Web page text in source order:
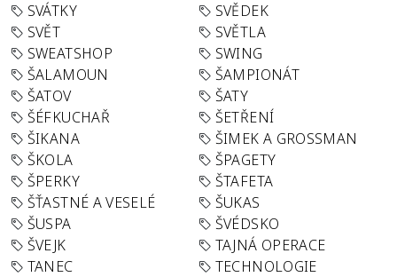
SVÁTKY
SVĚDEK
SVĚT
SVĚTLA
SWEATSHOP
SWING
ŠALAMOUN
ŠAMPIONÁT
ŠATOV
ŠATY
ŠÉFKUCHAŘ
ŠETŘENÍ
ŠIKANA
ŠIMEK A GROSSMAN
ŠKOLA
ŠPAGETY
ŠPERKY
ŠTAFETA
ŠŤASTNÉ A VESELÉ
ŠUKAS
ŠUSPA
ŠVÉDSKO
ŠVEJK
TAJNÁ OPERACE
TANEC
TECHNOLOGIE